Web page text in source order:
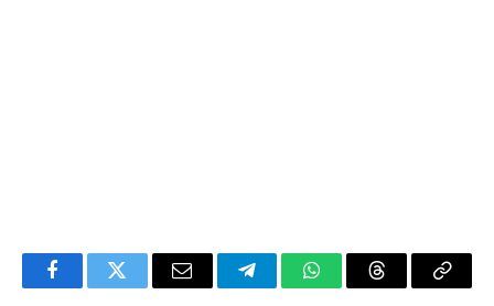
FacebookTwitter Email TelegramWhatsAppThreadsCopy